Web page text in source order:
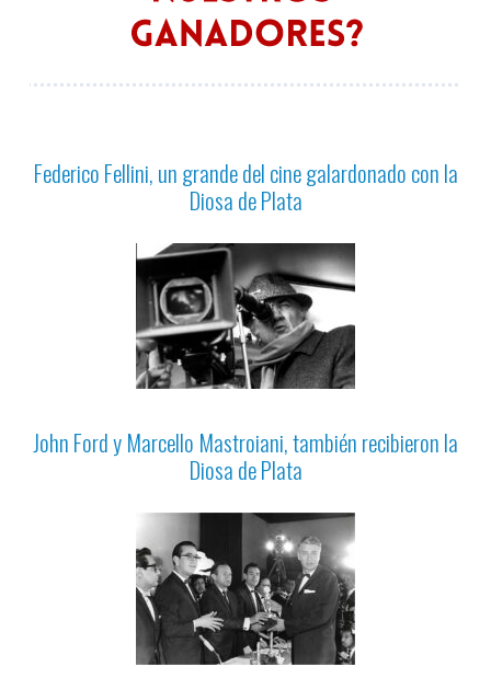
Federico Fellini, un grande del cine galardonado con la
Diosa de Plata
John Ford y Marcello Mastroiani, también recibieron la
Diosa de Plata